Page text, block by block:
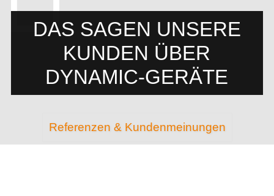
DAS SAGEN UNSERE
KUNDEN ÜBER
DYNAMIC-GERÄTE
Referenzen & Kundenmeinungen